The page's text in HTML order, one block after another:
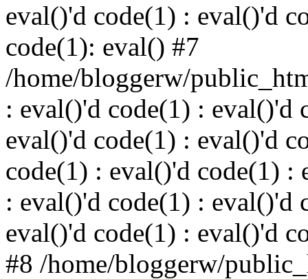
eval()'d code(1) : eval()'d
code(1): eval() #7
/home/bloggerw/
: eval()'d code(1) : eval()'d
eval()'d code(1) : eval()'d
code(1) : eval()'d code(1) :
: eval()'d code(1) : eval()'d
eval()'d code(1) : eval()'d
#8 /home/bloggerw/